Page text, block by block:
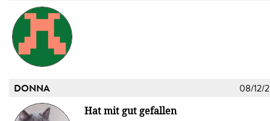
DONNA 08/12/
Hat mit gut gefallen